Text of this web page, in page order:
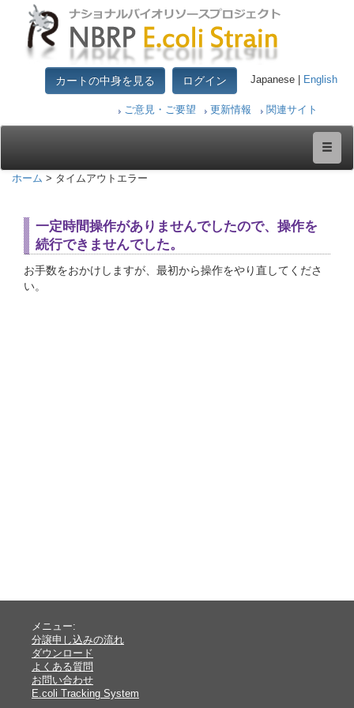
カートの中身を見る ログイン Japanese | English
ご意見・ご要望 更新情報 関連サイト
ホーム > タイムアウトエラー
一定時間操作がありませんでしたので、操作を
続行できませんでした。
お手数をおかけしますが、最初から操作をやり直してくださ
い。
メニュー:
分譲申し込みの流れ
ダウンロード
よくある質問
お問い合わせ
E.coli Tracking System